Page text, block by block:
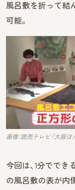
風呂敷を折って結
可能。
画像：読売テレビ『大阪ほ
今回は、1分でで
の風呂敷の表が内